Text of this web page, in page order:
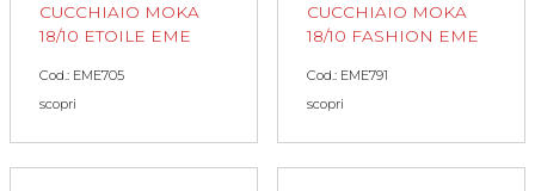
CUCCHIAIO MOKA
18/10 ETOILE EME
Cod.: EME705
scopri
CUCCHIAIO MOKA
18/10 FASHION EME
Cod.: EME791
scopri